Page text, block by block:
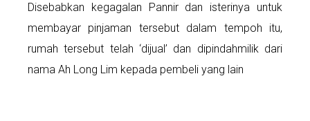
Disebabkan kegagalan Pannir dan isterinya untuk
membayar pinjaman tersebut dalam tempoh itu,
rumah tersebut telah ‘dijual’ dan dipindahmilik dari
nama Ah Long Lim kepada pembeli yang lain